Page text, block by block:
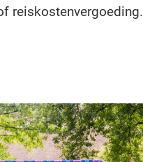
reiskostenvergoeding.